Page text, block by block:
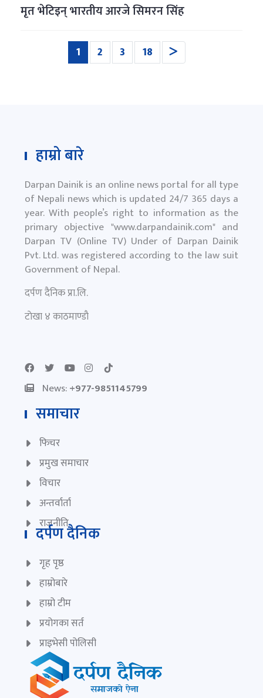
मृत भेटिइन् भारतीय आरजे सिमरन सिंह
1 (current)
2 3 18
हाम्रो बारे
Darpan Dainik is an online news portal for all type
of Nepali news which is updated 24/7 365 days a
year. With people’s right to information as the
primary objective "www.darpandainik.com" and
Darpan TV (Online TV) Under of Darpan Dainik
Pvt. Ltd. was registered according to the law suit
Government of Nepal.
दर्पण दैनिक प्रा.लि.
टाेखा ४ काठमाण्डाै
News:+977-9851145799
समाचार
फिचर
प्रमुख समाचार
विचार
अन्तर्वार्ता
राजनीति
दर्पण दैनिक
गृह पृष्ठ
हाम्रोबारे
हाम्रो टीम
प्रयोगका सर्त
प्राइभेसी पोलिसी